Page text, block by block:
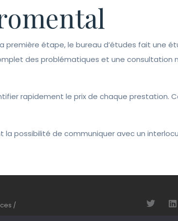
première étape, le bureau d’études fait une
des problématiques et une
rapidement le prix de chaque prestation.
la possibilité de communiquer avec un
/